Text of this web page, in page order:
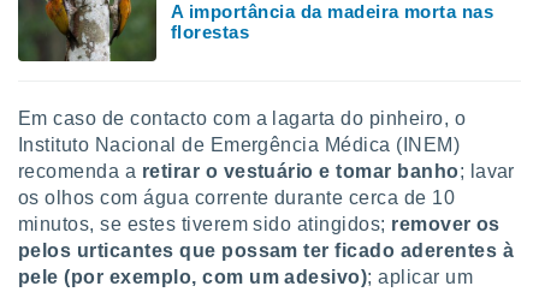
A importância da madeira morta nas
florestas
Em caso de contacto com a lagarta do pinheiro, o
Instituto Nacional de Emergência Médica (INEM)
recomenda a retirar o vestuário e tomar banho; lavar
os olhos com água corrente durante cerca de 10
minutos, se estes tiverem sido atingidos; remover os
pelos urticantes que possam ter ficado aderentes à
pele (por exemplo, com um adesivo); aplicar um